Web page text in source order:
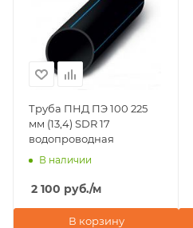
Труба ПНД ПЭ 100 225
мм (13,4) SDR 17
водопроводная
В наличии
2 100 руб./м
В корзину